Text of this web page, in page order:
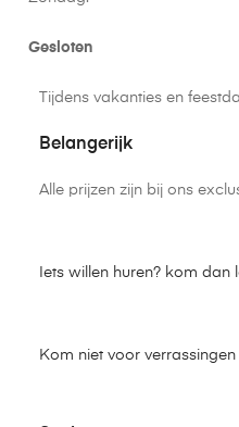
Gesloten
Tijdens vakanties en
Belangerijk
Alle prijzen zijn bij ons
Iets willen huren? kom
Kom niet voor